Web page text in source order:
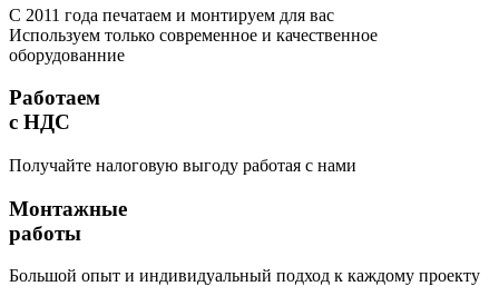
С 2011 года печатаем и монтируем для вас
Используем только современное и качественное
оборудованние
Работаем
с НДС
Получайте налоговую выгоду работая с нами
Монтажные
работы
Большой опыт и индивидуальный подход к каждому проекту